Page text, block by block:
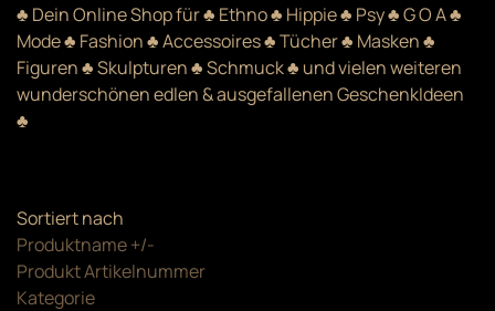
♣ Dein Online Shop für ♣ Ethno ♣ Hippie ♣ Psy ♣ G O A ♣
Mode ♣ Fashion ♣ Accessoires ♣ Tücher ♣ Masken ♣
Figuren ♣ Skulpturen ♣ Schmuck ♣ und vielen weiteren
wunderschönen edlen & ausgefallenen GeschenkIdeen
♣
Sortiert nach
Produktname +/-
Produkt Artikelnummer
Kategorie